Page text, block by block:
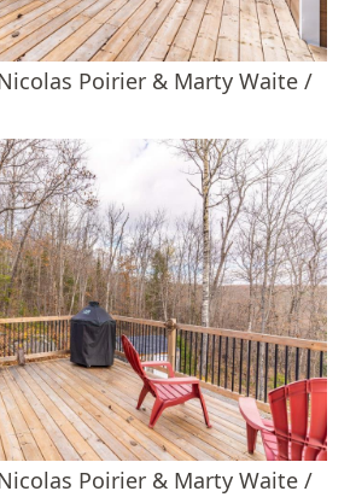
Poirier & Marty Waite /
Poirier & Marty Waite /